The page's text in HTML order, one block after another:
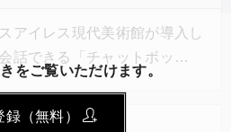
アイレス現代美術館が導入し
話できる「チャットボッ
は一方的な情報伝達しかでき
た人は、さらに知りたいこと
をご覧いただけます。
録（無料）